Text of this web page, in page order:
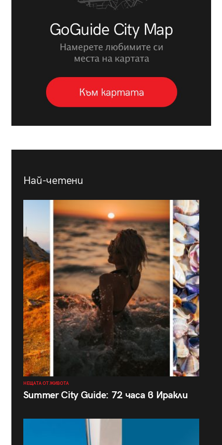
Най-четени
НЕЩАТА ОТ ЖИВОТА
Summer City Guide: 72 часа в Иракли